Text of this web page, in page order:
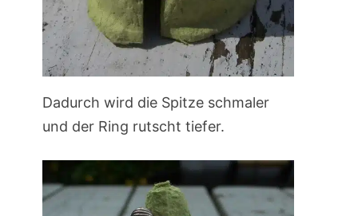
Dadurch wird die Spitze schmaler
und der Ring rutscht tiefer.